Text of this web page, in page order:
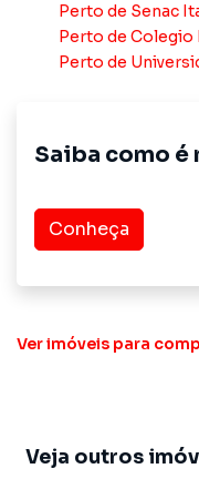
imóvel mais rápido.
programadores,
atendimento
Perto de Senac
Perto de Colegio
Perto de
Saiba como é
Conheça
Ver imóveis para
Veja outros